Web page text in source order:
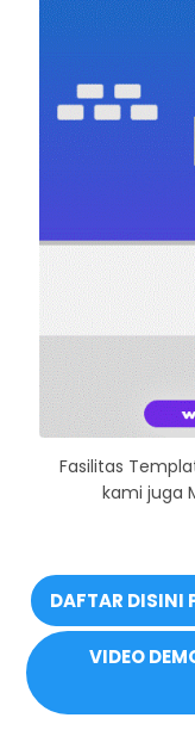
Fasilitas
kami juga
DAFTAR DISINI
VIDEO